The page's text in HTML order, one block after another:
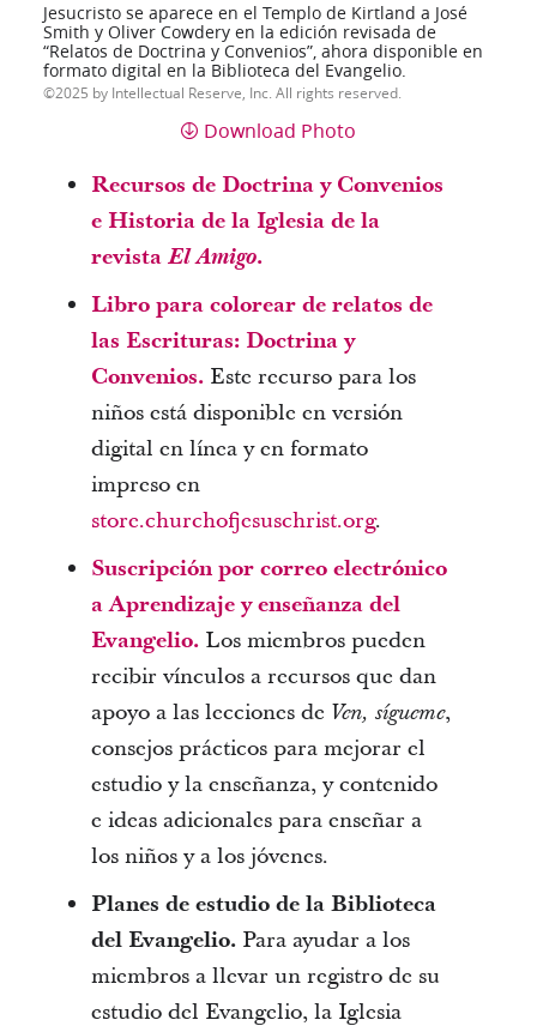
Jesucristo se aparece en el Templo de Kirtland a José
Smith y Oliver Cowdery en la edición revisada de
“Relatos de Doctrina y Convenios”, ahora disponible en
formato digital en la Biblioteca del Evangelio.
2025 by Intellectual Reserve, Inc. All rights reserved.
Download Photo
Recursos de Doctrina y Convenios
e Historia de la Iglesia de la
revista El Amigo.
Libro para colorear de relatos de
las Escrituras: Doctrina y
Convenios.Este recurso para los
niños está disponible en versión
digital en línea y en formato
impreso en
store.churchofjesuschrist.org.
Suscripción por correo electrónico
a Aprendizaje y enseñanza del
Evangelio.Los miembros pueden
recibir vínculos a recursos que dan
apoyo a las lecciones de Ven, sígueme,
consejos prácticos para mejorar el
estudio y la enseñanza, y contenido
e ideas adicionales para enseñar a
los niños y a los jóvenes.
Planes de estudio de la Biblioteca
del Evangelio.Para ayudar a los
miembros a llevar un registro de su
estudio del Evangelio, la Iglesia